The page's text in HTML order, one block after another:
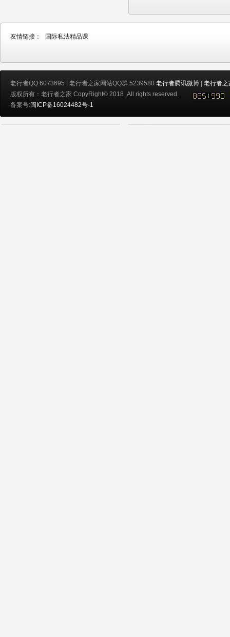
友情链接： 国际私法精品课
老行者QQ:6073695 | 老行者之家网站QQ群:5239580 老行者腾讯微博 | 老行者之
版权所有：老行者之家 CopyRight© 2018 ,All rights reserved.
备案号:闽ICP备16024482号-1